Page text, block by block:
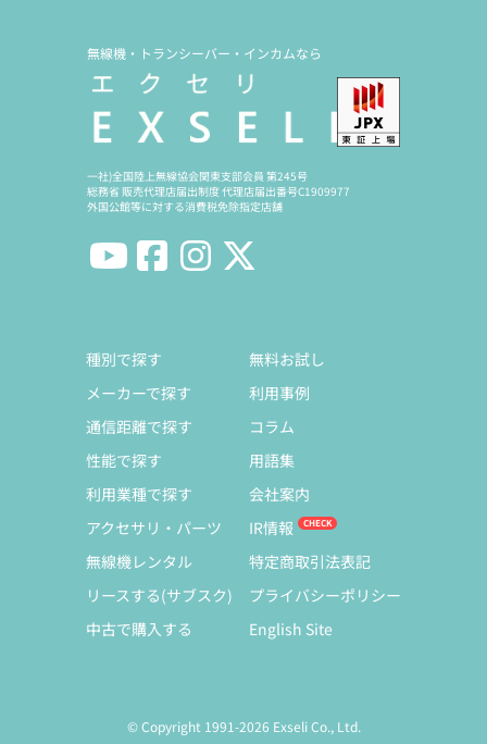
無線機・トランシーバー・インカムなら
一社)全国陸上無線協会関東支部会員 第245号
総務省 販売代理店届出制度 代理店届出番号C1909977
外国公館等に対する消費税免除指定店舗
種別で探す
メーカーで探す
通信距離で探す
性能で探す
利用業種で探す
アクセサリ・パーツ
無線機レンタル
リースする(サブスク)
中古で購入する
無料お試し
利用事例
コラム
用語集
会社案内
IR情報
特定商取引法表記
プライバシーポリシー
English Site
© Copyright 1991-2026 Exseli Co., Ltd.